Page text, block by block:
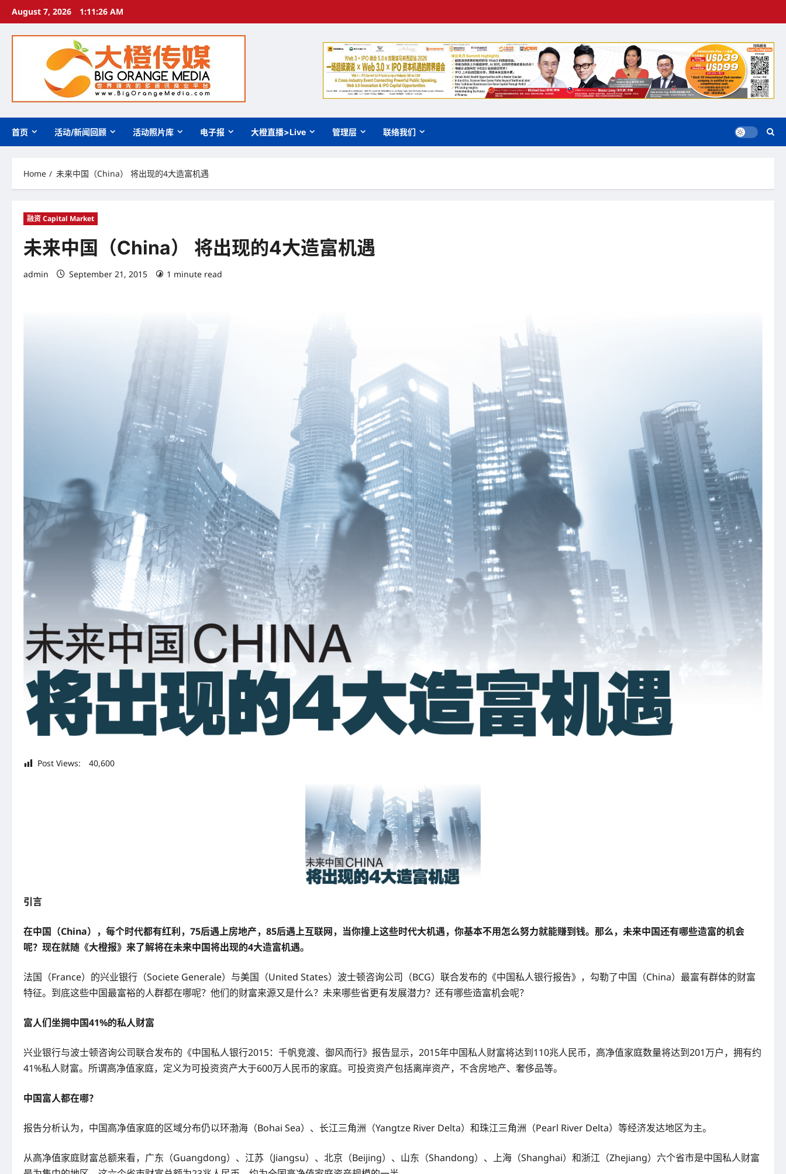
Skip
content
August 7, 2026 1:11:28 AM
首页 活动/新闻回顾 活动照片库 电子报 大橙直播>Live 管理层 联络我们
Home 未来中国（China） 将出现的4大造富机遇
融资 Capital Market
未来中国（China） 将出现的4大造富机遇
admin September 21, 2015 1 minute read
Post Views: 40,600
引言
在中国（China），每个时代都有红利，75后遇上房地产，85后遇上互联网，当你撞上这些时代大机遇，你基本不用怎么努力就能赚到钱。那么，未来中国还有哪些造富的机会
呢？现在就随《大橙报》来了解将在未来中国将出现的4大造富机遇。
法国（France）的兴业银行（Societe Generale）与美国（United States）波士顿咨询公司（BCG）联合发布的《中国私人银行报告》，勾勒了中国（China）最富有群体的财富
特征。到底这些中国最富裕的人群都在哪呢？他们的财富来源又是什么？未来哪些省更有发展潜力？还有哪些造富机会呢？
富人们坐拥中国41%的私人财富
兴业银行与波士顿咨询公司联合发布的《中国私人银行2015：千帆竞渡、御风而行》报告显示，2015年中国私人财富将达到110兆人民币，高净值家庭数量将达到201万户，拥有约
41%私人财富。所谓高净值家庭，定义为可投资资产大于600万人民币的家庭。可投资资产包括离岸资产，不含房地产、奢侈品等。
中国富人都在哪？
报告分析认为，中国高净值家庭的区域分布仍以环渤海（Bohai Sea）、长江三角洲（Yangtze River Delta）和珠江三角洲（Pearl River Delta）等经济发达地区为主。
从高净值家庭财富总额来看，广东（Guangdong）、江苏（Jiangsu）、北京（Beijing）、山东（Shandong）、上海（Shanghai）和浙江（Zhejiang）六个省市是中国私人财富